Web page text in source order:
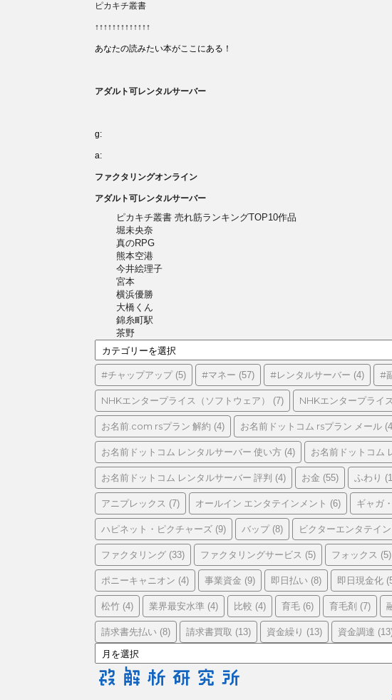
ピカキチ叢書
↑↑↑↑↑↑↑↑↑↑↑↑↑
あなたの読みたい本がここにある！
アダルト可レンタルサーバー
g:
a:
ファクタリングオンライン
アダルト可レンタルサーバー
ピカキチ叢書 売れ筋ランキングTOP10作品
堀未央奈
真のRPG
熊本空港
今井絵理子
宮本
横浜優勝
大橋くん
錦糸町駅
茶野
テ
ゴ
リ
ー
#チャップアップ(5) #マネー (57) #レンタルサーバー (4) #
NHKエンタープライス（ソフトウェア） (7) NHKエンタープライ
お名前.com rsプラン 解約 (4) お名前ドットコム rsプラン メール
お名前ドットコム レンタルサーバー 使い方 (4) お名前ドットコム
お名前ドットコム レンタルサーバー 評判 (4) お金 (55) ふわり
アニプレックス (7) オールイン エンタテインメント (6) ギャガ
ハピネット・ピクチャーズ (9) バップ(8) ビクターエンタテイ
ファクタリング (33) ファクタリングサービス (5) フォックス (5)
ポニーキャニオン (4) 事業資金 (9) 即日払い (8) 即日現金化
松竹 (4) 業界最安水準 (4) 比較 (4) 育毛 (6) 育毛剤 (7)
請求書先払い (8) 請求書買取 (13) 資金繰り (13) 資金調達
ー
カ
イ